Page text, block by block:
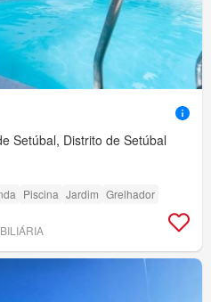
Setúbal, Distrito de Setúbal
Piscina Jardim Grelhador